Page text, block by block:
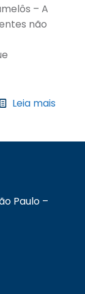
– A
não
Leia mais
Paulo –